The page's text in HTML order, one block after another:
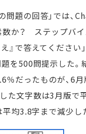
問題の回答」では、
数か？ ステップバイ
え』で答えてください
を500問提示した。
％だったものが、6
た文字数は3月版で
平均3.8字まで減少し